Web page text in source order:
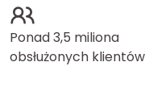
Ponad 3,5 miliona
obsłużonych klientów